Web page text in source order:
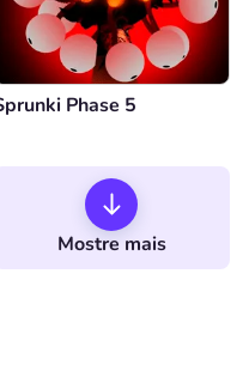
Phase 5
Mostre mais